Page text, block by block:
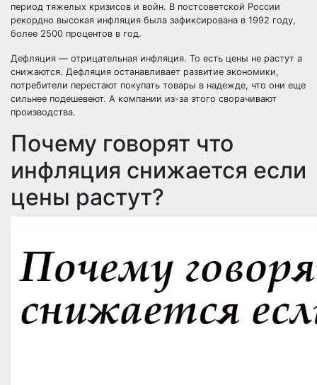
период тяжелых кризисов и войн. В постсоветской России
рекордно высокая инфляция была зафиксирована в 1992 году,
более 2500 процентов в год.
Дефляция — отрицательная инфляция. То есть цены не растут а
снижаются. Дефляция останавливает развитие экономики,
потребители перестают покупать товары в надежде, что они еще
сильнее подешевеют. А компании из-за этого сворачивают
производства.
Почему говорят что
инфляция снижается если
цены растут?